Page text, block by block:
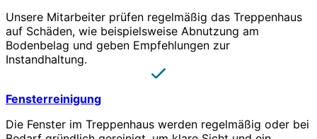
Unsere Mitarbeiter prüfen regelmäßig das Treppenhaus
auf Schäden, wie beispielsweise Abnutzung am
Bodenbelag und geben Empfehlungen zur
Instandhaltung.
Fensterreinigung
Die Fenster im Treppenhaus werden regelmäßig oder bei